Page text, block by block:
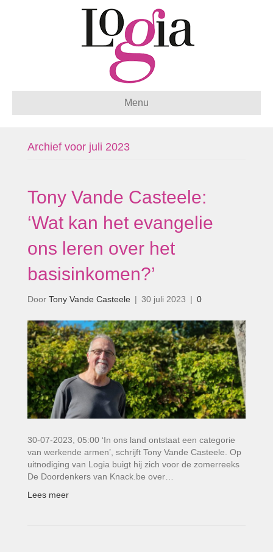
Menu
Archief voor juli 2023
Tony Vande Casteele:
‘Wat kan het evangelie
ons leren over het
basisinkomen?’
Door Tony Vande Casteele | 30 juli 2023 | 0
30-07-2023, 05:00 ‘In ons land ontstaat een categorie
van werkende armen’, schrijft Tony Vande Casteele. Op
uitnodiging van Logia buigt hij zich voor de zomerreeks
De Doordenkers van Knack.be over…
Lees meer